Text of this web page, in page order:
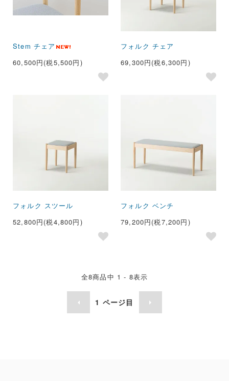
Stem チェア
60,500円(税5,500円)
フォルク チェア
69,300円(税6,300円)
フォルク スツール
52,800円(税4,800円)
フォルク ベンチ
79,200円(税7,200円)
全8商品中 1 - 8表示
1 ページ目